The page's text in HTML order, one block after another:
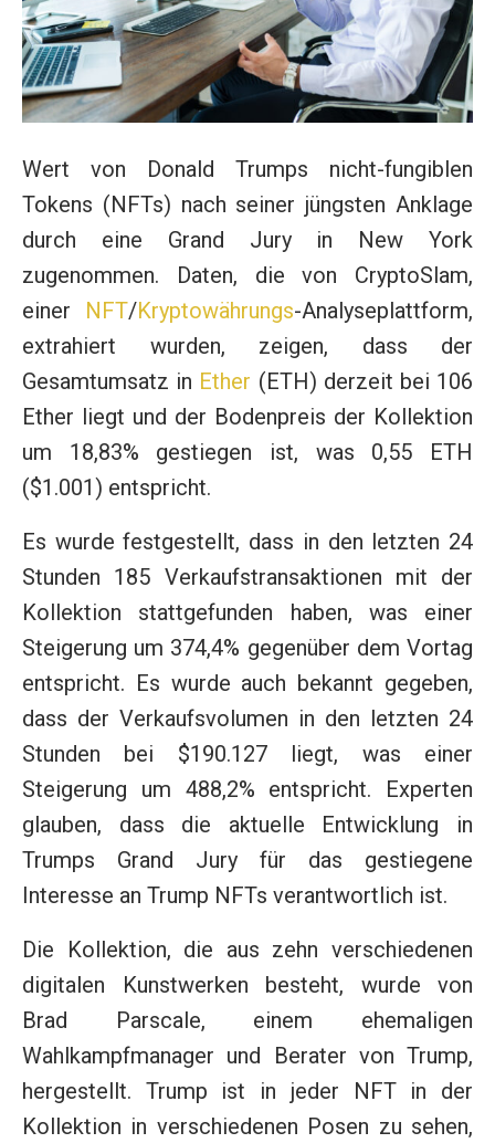
Wert von Donald Trumps nicht-fungiblen
Tokens (NFTs) nach seiner jüngsten Anklage
durch eine Grand Jury in New York
zugenommen. Daten, die von CryptoSlam,
einer NFT/Kryptowährungs-Analyseplattform,
extrahiert wurden, zeigen, dass der
Gesamtumsatz in Ether (ETH) derzeit bei 106
Ether liegt und der Bodenpreis der Kollektion
um 18,83% gestiegen ist, was 0,55 ETH
($1.001) entspricht.
Es wurde festgestellt, dass in den letzten 24
Stunden 185 Verkaufstransaktionen mit der
Kollektion stattgefunden haben, was einer
Steigerung um 374,4% gegenüber dem Vortag
entspricht. Es wurde auch bekannt gegeben,
dass der Verkaufsvolumen in den letzten 24
Stunden bei $190.127 liegt, was einer
Steigerung um 488,2% entspricht. Experten
glauben, dass die aktuelle Entwicklung in
Trumps Grand Jury für das gestiegene
Interesse an Trump NFTs verantwortlich ist.
Die Kollektion, die aus zehn verschiedenen
digitalen Kunstwerken besteht, wurde von
Brad Parscale, einem ehemaligen
Wahlkampfmanager und Berater von Trump,
hergestellt. Trump ist in jeder NFT in der
Kollektion in verschiedenen Posen zu sehen,